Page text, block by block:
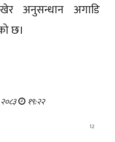
अनुसन्धान अगाडि
छ।
१९:२२
12